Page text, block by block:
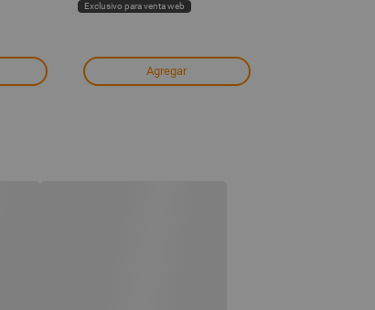
Exclusivo para venta web
Agregar